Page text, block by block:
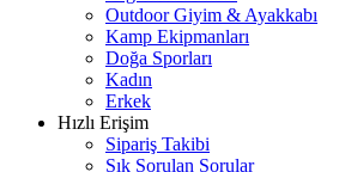
Outdoor Giyim & Ayakkabı
Kamp Ekipmanları
Doğa Sporları
Kadın
Erkek
Hızlı Erişim
Sipariş Takibi
Sık Sorulan Sorular